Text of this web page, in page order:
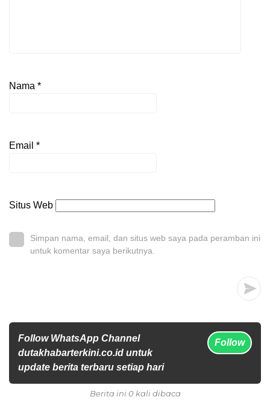
Nama *
Email *
Situs Web
Simpan nama, email, dan situs web saya pada peramban ini
untuk komentar saya berikutnya.
Follow WhatsApp Channel
dutakhabarterkini.co.id untuk
update berita terbaru setiap hari
Follow
Berita ini 0 kali dibaca